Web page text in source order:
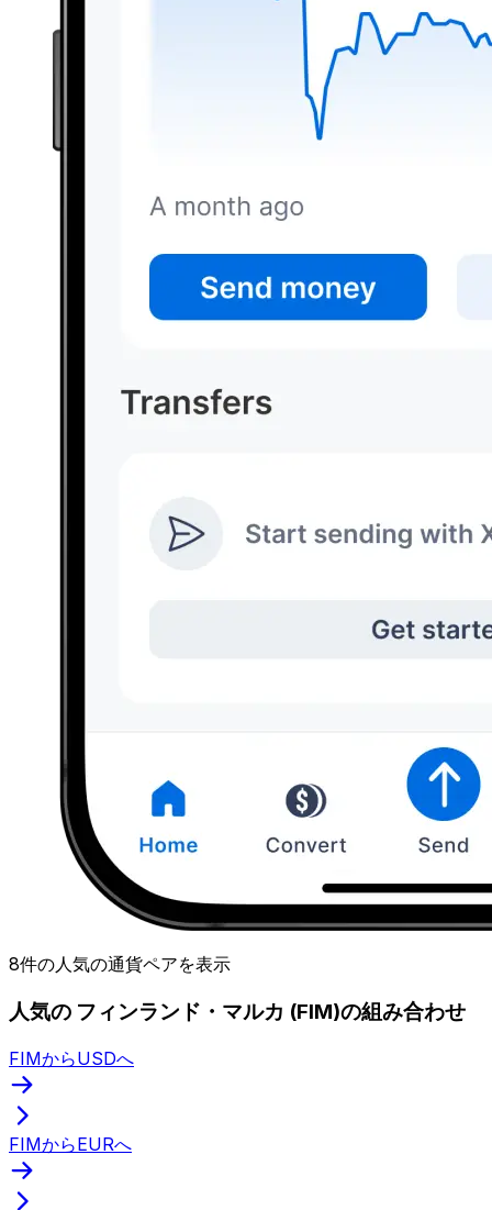
8件の人気の通貨ペアを表示
人気の フィンランド・マルカ (FIM)の組み合わせ
FIMからUSDへ
FIMからEURへ